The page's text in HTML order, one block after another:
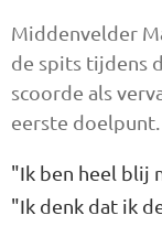
Middenvelder
de spits tijdens
scoorde als
eerste doelpunt.
"Ik ben heel blij
"Ik denk dat ik